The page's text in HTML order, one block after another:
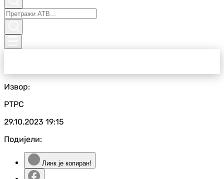
Извор:
РТРС
29.10.2023 19:15
Подијели:
Линк је копиран!